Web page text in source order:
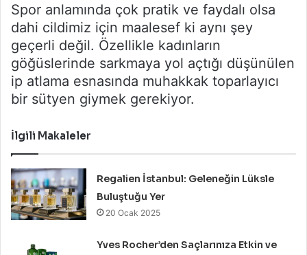
Spor anlamında çok pratik ve faydalı olsa
dahi cildimiz için maalesef ki aynı şey
geçerli değil. Özellikle kadınların
göğüslerinde sarkmaya yol açtığı düşünülen
ip atlama esnasında muhakkak toparlayıcı
bir sütyen giymek gerekiyor.
İlgili Makaleler
Regalien İstanbul: Geleneğin Lüksle
Buluştuğu Yer
20 Ocak 2025
Yves Rocher’den Saçlarınıza Etkin ve